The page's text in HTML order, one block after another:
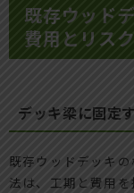
既存ウッド
費用とリスク
デッキ梁に固定
既存ウッドデッキ
法は、工期と費用